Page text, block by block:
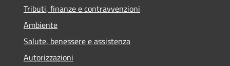
Tributi, finanze e contravvenzioni
Ambiente
Salute, benessere e assistenza
Autorizzazioni